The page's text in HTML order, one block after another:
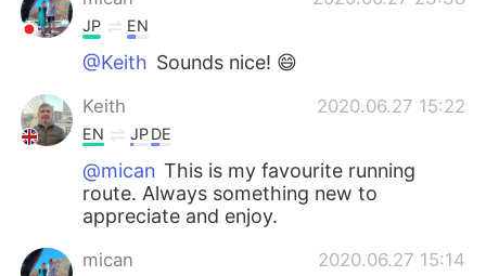
JP EN
@Keith Sounds nice! 😄
Keith 2020.06.27 15:22
EN JPDE
@mican This is my favourite running
route. Always something new to
appreciate and enjoy.
mican 2020.06.27 15:14